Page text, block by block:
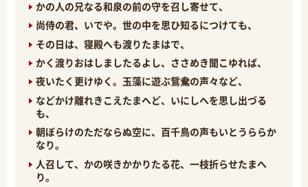
かの人の兄なる和泉の前の守を召し寄せて、
尚侍の君、いでや。世の中を思ひ知るにつけても、
その日は、寝殿へも渡りたまはで、
かく渡りおはしましたるよし、ささめき聞こゆれば、
夜いたく更けゆく。玉藻に遊ぶ鴛鴦の声々など、
などかけ離れきこえたまへど、いにしへを思し出づる
も、
朝ぼらけのただならぬ空に、百千鳥の声もいとうららか
なり。
人召して、かの咲きかかりたる花、一枝折らせたまへ
り。